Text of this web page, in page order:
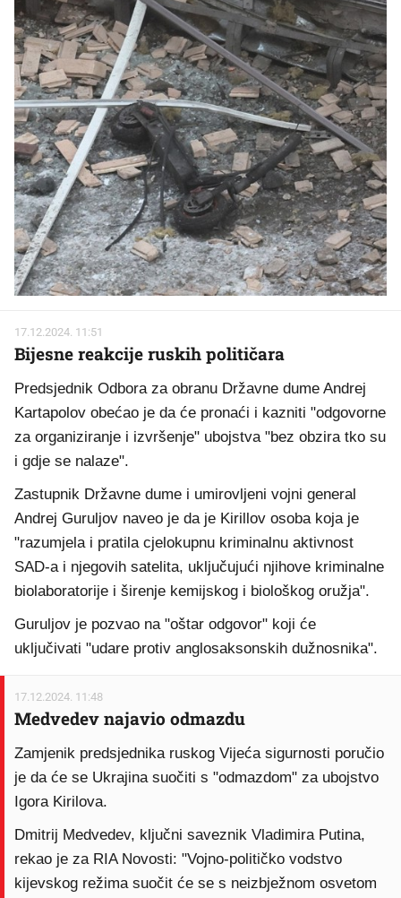
17.12.2024. 11:51
Bijesne reakcije ruskih političara
Predsjednik Odbora za obranu Državne dume Andrej
Kartapolov obećao je da će pronaći i kazniti "odgovorne
za organiziranje i izvršenje" ubojstva "bez obzira tko su
i gdje se nalaze".
Zastupnik Državne dume i umirovljeni vojni general
Andrej Guruljov naveo je da je Kirillov osoba koja je
"razumjela i pratila cjelokupnu kriminalnu aktivnost
SAD-a i njegovih satelita, uključujući njihove kriminalne
biolaboratorije i širenje kemijskog i biološkog oružja".
Guruljov je pozvao na "oštar odgovor" koji će
uključivati ​​"udare protiv anglosaksonskih dužnosnika".
17.12.2024. 11:48
Medvedev najavio odmazdu
Zamjenik predsjednika ruskog Vijeća sigurnosti poručio
je da će se Ukrajina suočiti s "odmazdom" za ubojstvo
Igora Kirilova.
Dmitrij Medvedev, ključni saveznik Vladimira Putina,
rekao je za RIA Novosti: "Vojno-političko vodstvo
kijevskog režima suočit će se s neizbježnom osvetom